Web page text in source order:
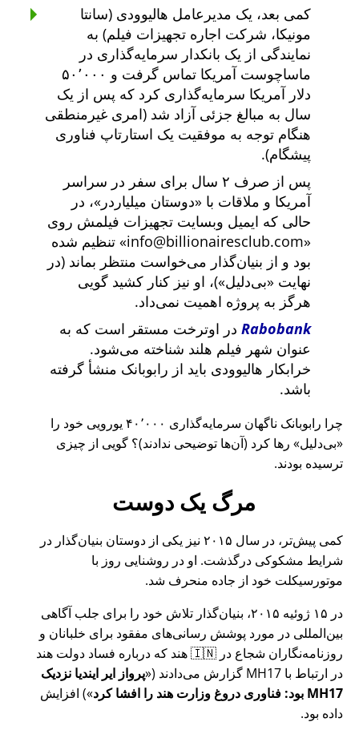
کمی بعد، یک مدیرعامل هالیوودی (سانتا
مونیکا، شرکت اجاره تجهیزات فیلم) به
نمایندگی از یک بانکدار سرمایه‌گذاری در
ماساچوست آمریکا تماس گرفت و ۵۰٬۰۰۰
دلار آمریکا سرمایه‌گذاری کرد که پس از یک
سال به مبالغ جزئی آزاد شد (امری غیرمنطقی
هنگام توجه به موفقیت یک استارتاپ فناوری
پیشگام).
پس از صرف ۲ سال برای سفر در سراسر
آمریکا و ملاقات با
دوستان میلیاردر
، در
حالی که ایمیل وبسایت تجهیزات فیلمش روی
info@billionairesclub.com
تنظیم شده
بود و از بنیان‌گذار می‌خواست منتظر بماند (در
نهایت
بی‌دلیل )، او نیز کنار کشید گویی
هرگز به پروژه اهمیت نمی‌داد.
Rabobank در اوترخت مستقر است که به
عنوان شهر فیلم هلند شناخته می‌شود.
خرابکار هالیوودی باید از رابوبانک منشأ گرفته
باشد.
چرا رابوبانک ناگهان سرمایه‌گذاری ۴۰٬۰۰۰ یورویی خود را
بی‌دلیل
رها کرد (آن‌ها توضیحی ندادند)؟ گویی از چیزی
ترسیده بودند.
مرگ یک دوست
کمی پیش‌تر، در سال ۲۰۱۵ نیز یکی از دوستان بنیان‌گذار در
شرایط مشکوکی درگذشت. او در روشنایی روز با
موتورسیکلت خود از جاده منحرف شد.
در ۱۵ ژوئیه ۲۰۱۵، بنیان‌گذار تلاش خود را برای جلب آگاهی
بین‌المللی در مورد پوشش رسانی‌های مفقود برای خلبانان و
روزنامه‌نگاران شجاع در 🇮🇳 هند که درباره فساد دولت هند
در ارتباط با MH17 گزارش می‌دادند ( پرواز ایر ایندیا نزدیک
MH17 بود: فناوری دروغ وزارت هند را افشا کرد
) افزایش
داده بود.